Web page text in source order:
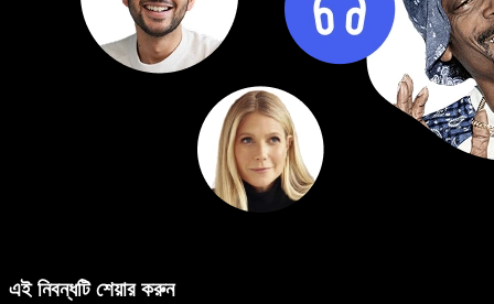
এই নিবন্ধটি শেয়ার করুন